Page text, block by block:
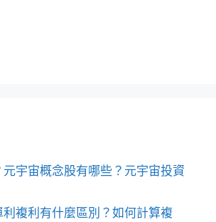
宇宙概念股有哪些？元宇宙投資
複利有什麼區別？如何計算複